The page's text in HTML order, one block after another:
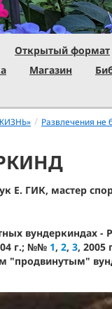
Открытый формат
Магазин
/ Развлечения не
Е. ГИК, мастер
вундеркиндах -
г.; №№ 1, 2, 3, 2005
"продвинутым"